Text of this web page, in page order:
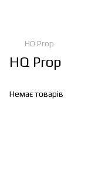
HQ Prop
HQ Prop
Немає товарів